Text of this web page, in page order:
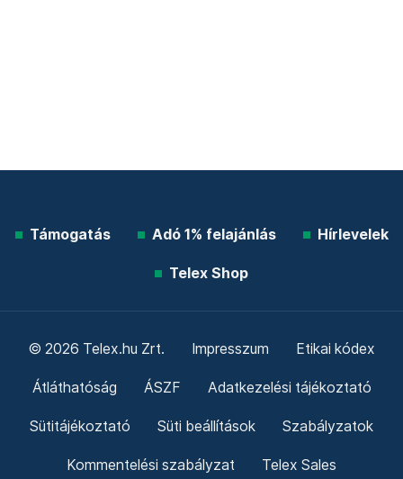
Támogatás Adó 1% felajánlás Hírlevelek
Telex Shop
© 2026 Telex.hu Zrt. Impresszum Etikai kódex
Átláthatóság ÁSZF Adatkezelési tájékoztató
Sütitájékoztató Süti beállítások Szabályzatok
Kommentelési szabályzat Telex Sales